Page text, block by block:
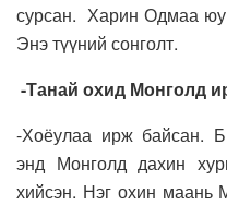
сурсан. Харин Одмаа юу
Энэ түүний сонголт.
-Танай охид Монголд
-Хоёулаа ирж байсан.
энд Монголд дахин
хийсэн. Нэг охин маань